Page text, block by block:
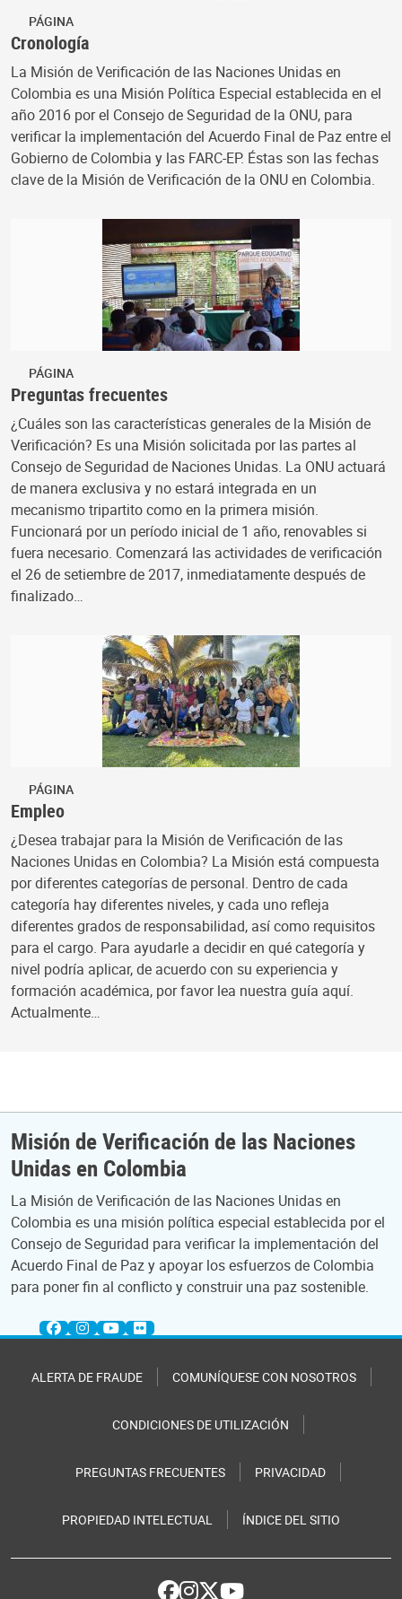
PÁGINA
Cronología
La Misión de Verificación de las Naciones Unidas en
Colombia es una Misión Política Especial establecida en el
año 2016 por el Consejo de Seguridad de la ONU, para
verificar la implementación del Acuerdo Final de Paz entre el
Gobierno de Colombia y las FARC-EP. Éstas son las fechas
clave de la Misión de Verificación de la ONU en Colombia.
PÁGINA
Preguntas frecuentes
¿Cuáles son las características generales de la Misión de
Verificación? Es una Misión solicitada por las partes al
Consejo de Seguridad de Naciones Unidas. La ONU actuará
de manera exclusiva y no estará integrada en un
mecanismo tripartito como en la primera misión.
Funcionará por un período inicial de 1 año, renovables si
fuera necesario. Comenzará las actividades de verificación
el 26 de setiembre de 2017, inmediatamente después de
finalizado…
PÁGINA
Empleo
¿Desea trabajar para la Misión de Verificación de las
Naciones Unidas en Colombia? La Misión está compuesta
por diferentes categorías de personal. Dentro de cada
categoría hay diferentes niveles, y cada uno refleja
diferentes grados de responsabilidad, así como requisitos
para el cargo. Para ayudarle a decidir en qué categoría y
nivel podría aplicar, de acuerdo con su experiencia y
formación académica, por favor lea nuestra guía aquí.
Actualmente…
Misión de Verificación de las Naciones
Unidas en Colombia
La Misión de Verificación de las Naciones Unidas en
Colombia es una misión política especial establecida por el
Consejo de Seguridad para verificar la implementación del
Acuerdo Final de Paz y apoyar los esfuerzos de Colombia
para poner fin al conflicto y construir una paz sostenible.
ALERTA DE FRAUDE COMUNÍQUESE CON NOSOTROS
CONDICIONES DE UTILIZACIÓN
PREGUNTAS FRECUENTES PRIVACIDAD
PROPIEDAD INTELECTUAL ÍNDICE DEL SITIO